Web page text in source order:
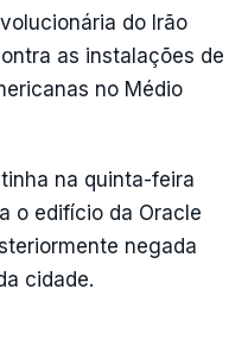
do Irão
as instalações de
no Médio
na quinta-feira
o edifício da Oracle
negada
cidade.